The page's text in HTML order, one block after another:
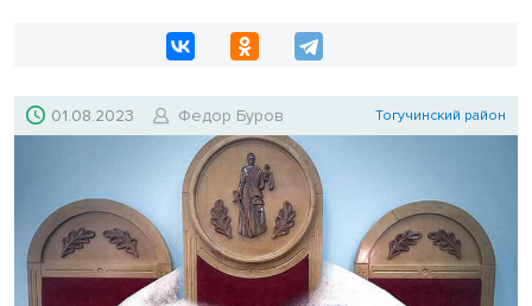
01.08.2023 Федор Буров Тогучинский район